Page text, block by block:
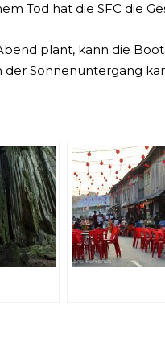
Tod hat die SFC die
plant, kann die
Sonnenuntergang